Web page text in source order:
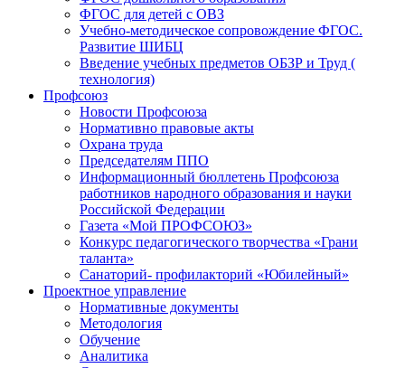
ФГОС для детей с ОВЗ
Учебно-методическое сопровождение ФГОС.
Развитие ШИБЦ
Введение учебных предметов ОБЗР и Труд (
технология)
Профсоюз
Новости Профсоюза
Нормативно правовые акты
Охрана труда
Председателям ППО
Информационный бюллетень Профсоюза
работников народного образования и науки
Российской Федерации
Газета «Мой ПРОФСОЮЗ»
Конкурс педагогического творчества «Грани
таланта»
Санаторий- профилакторий «Юбилейный»
Проектное управление
Нормативные документы
Методология
Обучение
Аналитика